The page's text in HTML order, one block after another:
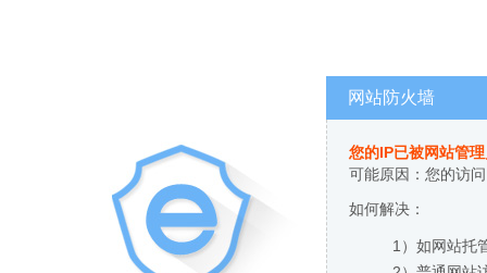
网站防火墙
您的IP已被网站管
可能原因：您的访
如何解决：
1）如网站托